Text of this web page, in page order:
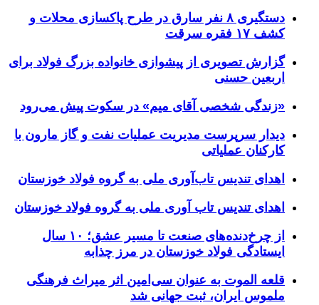
دستگیری ۸ نفر سارق در طرح پاکسازی محلات و
کشف ۱۷ فقره سرقت
گزارش تصویری از پیشوازی خانواده بزرگ فولاد برای
اربعین حسنی
«زندگی شخصی آقای میم» در سکوت پیش می‌رود
دیدار سرپرست مدیریت عملیات نفت و گاز مارون با
کارکنان عملیاتی
اهدای تندیس تاب‌آوری ملی به گروه فولاد خوزستان
اهدای تندیس تاب آوری ملی به گروه فولاد خوزستان
از چرخ‌دنده‌های صنعت تا مسیر عشق؛ ۱۰ سال
ایستادگی فولاد خوزستان در مرز چذابه
قلعه الموت به عنوان سی‌امین اثر میراث‌ فرهنگی
ملموس ایران، ثبت جهانی شد